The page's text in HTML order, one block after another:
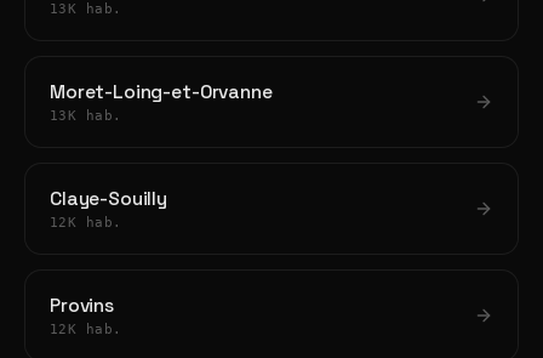
13K hab.
Moret-Loing-et-Orvanne
13K hab.
Claye-Souilly
12K hab.
Provins
12K hab.